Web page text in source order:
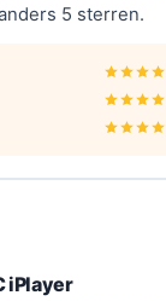
5 sterren.
iPlayer